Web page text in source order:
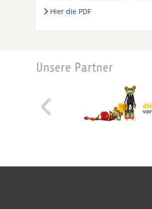
Hier die PDF
Unsere Partner